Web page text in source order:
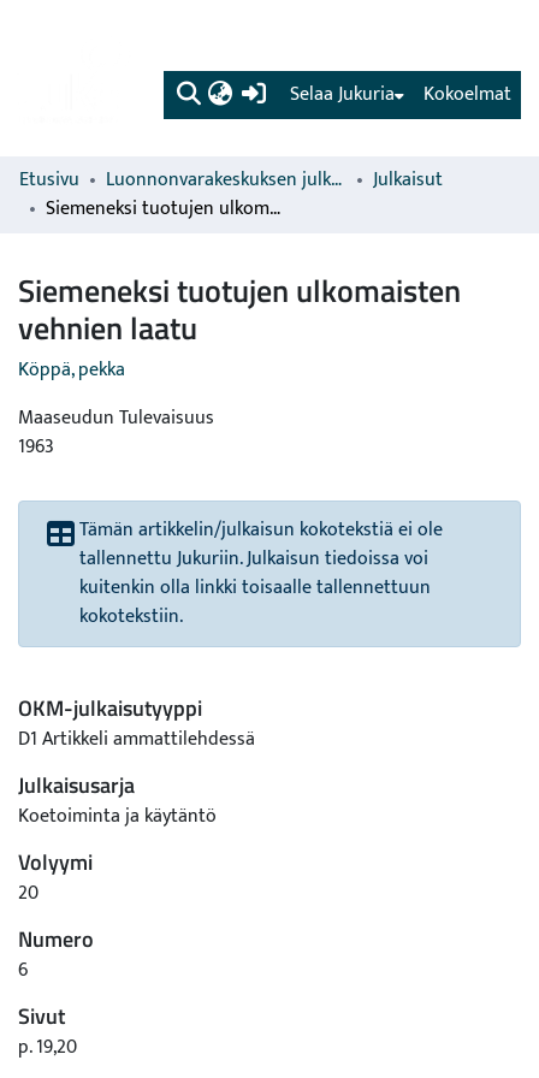
(current) Kokoelmat
Selaa Jukuria
Etusivu Luonnonvarakeskuksen julkaisut
Julkaisut
Siemeneksi tuotujen ulkomaisten vehnien laatu
Siemeneksi tuotujen ulkomaisten
vehnien laatu
Köppä, pekka
Maaseudun Tulevaisuus
1963
Tämän artikkelin/julkaisun kokotekstiä ei ole
tallennettu Jukuriin. Julkaisun tiedoissa voi
kuitenkin olla linkki toisaalle tallennettuun
kokotekstiin.
OKM-julkaisutyyppi
D1 Artikkeli ammattilehdessä
Julkaisusarja
Koetoiminta ja käytäntö
Volyymi
20
Numero
6
Sivut
p. 19,20